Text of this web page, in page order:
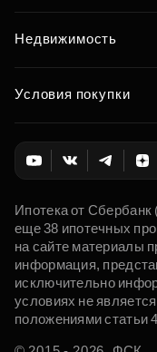
Недвижимость
Условия покупки
Ипотека от
еще 38 ипотечных
на сайте материалы
информация,
исключительно
условиях не
положениями статьи